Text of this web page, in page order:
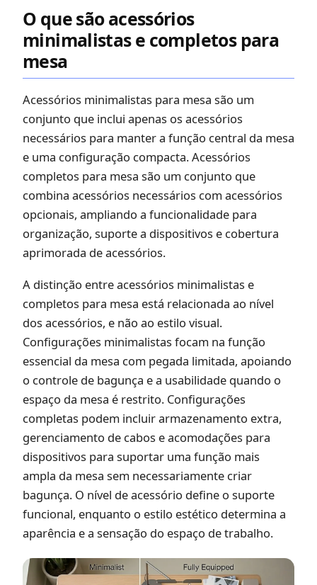
O que são acessórios
minimalistas e completos para
mesa
Acessórios minimalistas para mesa são um
conjunto que inclui apenas os acessórios
necessários para manter a função central da mesa
e uma configuração compacta. Acessórios
completos para mesa são um conjunto que
combina acessórios necessários com acessórios
opcionais, ampliando a funcionalidade para
organização, suporte a dispositivos e cobertura
aprimorada de acessórios.
A distinção entre acessórios minimalistas e
completos para mesa está relacionada ao nível
dos acessórios, e não ao estilo visual.
Configurações minimalistas focam na função
essencial da mesa com pegada limitada, apoiando
o controle de bagunça e a usabilidade quando o
espaço da mesa é restrito. Configurações
completas podem incluir armazenamento extra,
gerenciamento de cabos e acomodações para
dispositivos para suportar uma função mais
ampla da mesa sem necessariamente criar
bagunça. O nível de acessório define o suporte
funcional, enquanto o estilo estético determina a
aparência e a sensação do espaço de trabalho.